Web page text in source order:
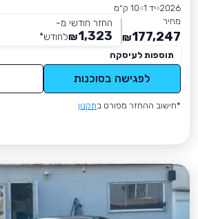
2026 יד 1
10 ק״מ
מחיר
177,247
₪
החזר חודשי מ-
1,323
₪לחודש*
תוספות לעיסקה
לפגישה בסוכנות
*חישוב ההחזר מפורט בתקנון